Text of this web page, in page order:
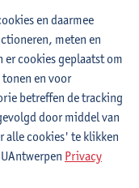
Delaey
management
Delaey
van Beijsterveldt
en daarmee
meten en
er cookies geplaatst om
en voor
betreffen de tracking
door middel van
alle cookies' te klikken
Privacy